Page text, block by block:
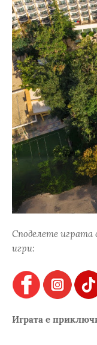
Споделете играта
игри:
Играта е